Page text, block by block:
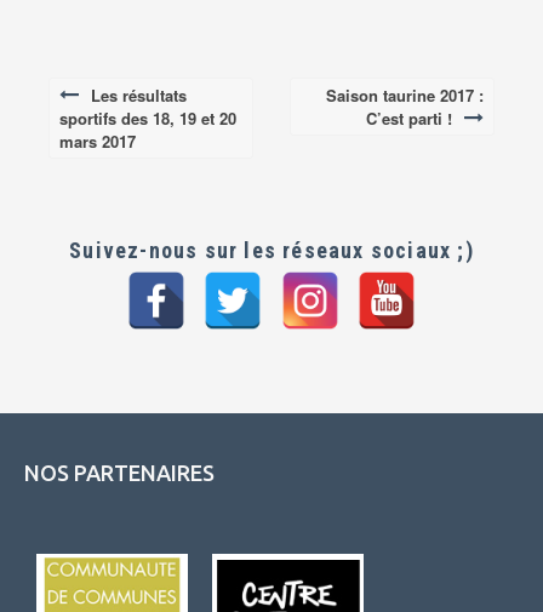
Post
navigation
Les résultats
sportifs des 18, 19 et 20
mars 2017
Saison taurine 2017 :
C’est parti !
Suivez-nous sur les réseaux sociaux ;)
NOS PARTENAIRES